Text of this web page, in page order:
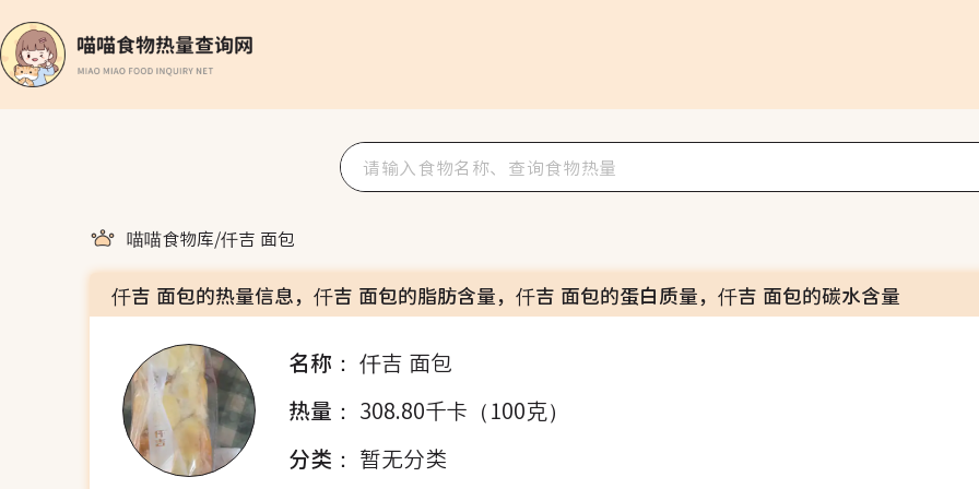
喵喵食物库/仟吉 面包
仟吉 面包的热量信息，仟吉 面包的脂肪含量，仟吉 面包的蛋白质量，仟吉 面包的碳水含量
名称： 仟吉 面包
热量： 308.80千卡（100克）
分类： 暂无分类